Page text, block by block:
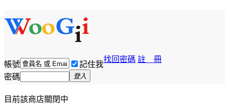
帳號 記住我
找回密碼 註 冊
密碼 登入
目前該商店關閉中